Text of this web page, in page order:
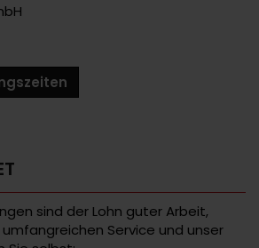
sind der Lohn guter Arbeit,
Service und unser